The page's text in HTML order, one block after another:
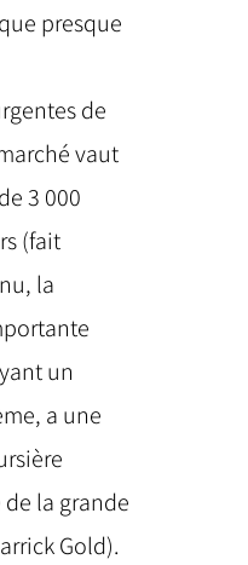
presque
de
vaut
3 000
(fait
la
un
a une
la grande
Gold).